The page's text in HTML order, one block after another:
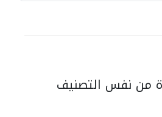
من نفس التصنيف